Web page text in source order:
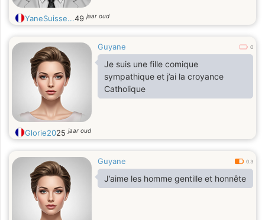
YaneSuisse...49jaar oud
Guyane 0
Je suis une fille comique
sympathique et j’ai la croyance
Catholique
Glorie2025jaar oud
Guyane 0.3
J’aime les homme gentille et honnête